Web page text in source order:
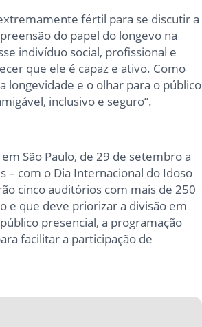
fértil para se discutir a
do papel do longevo na
indivíduo social, profissional e
que ele é capaz e ativo. Como
longevidade e o olhar para o público
inclusivo e seguro”.
São Paulo, de 29 de setembro a
– com o Dia Internacional do Idoso
cinco auditórios com mais de 250
e que deve priorizar a divisão em
presencial, a programação
facilitar a participação de